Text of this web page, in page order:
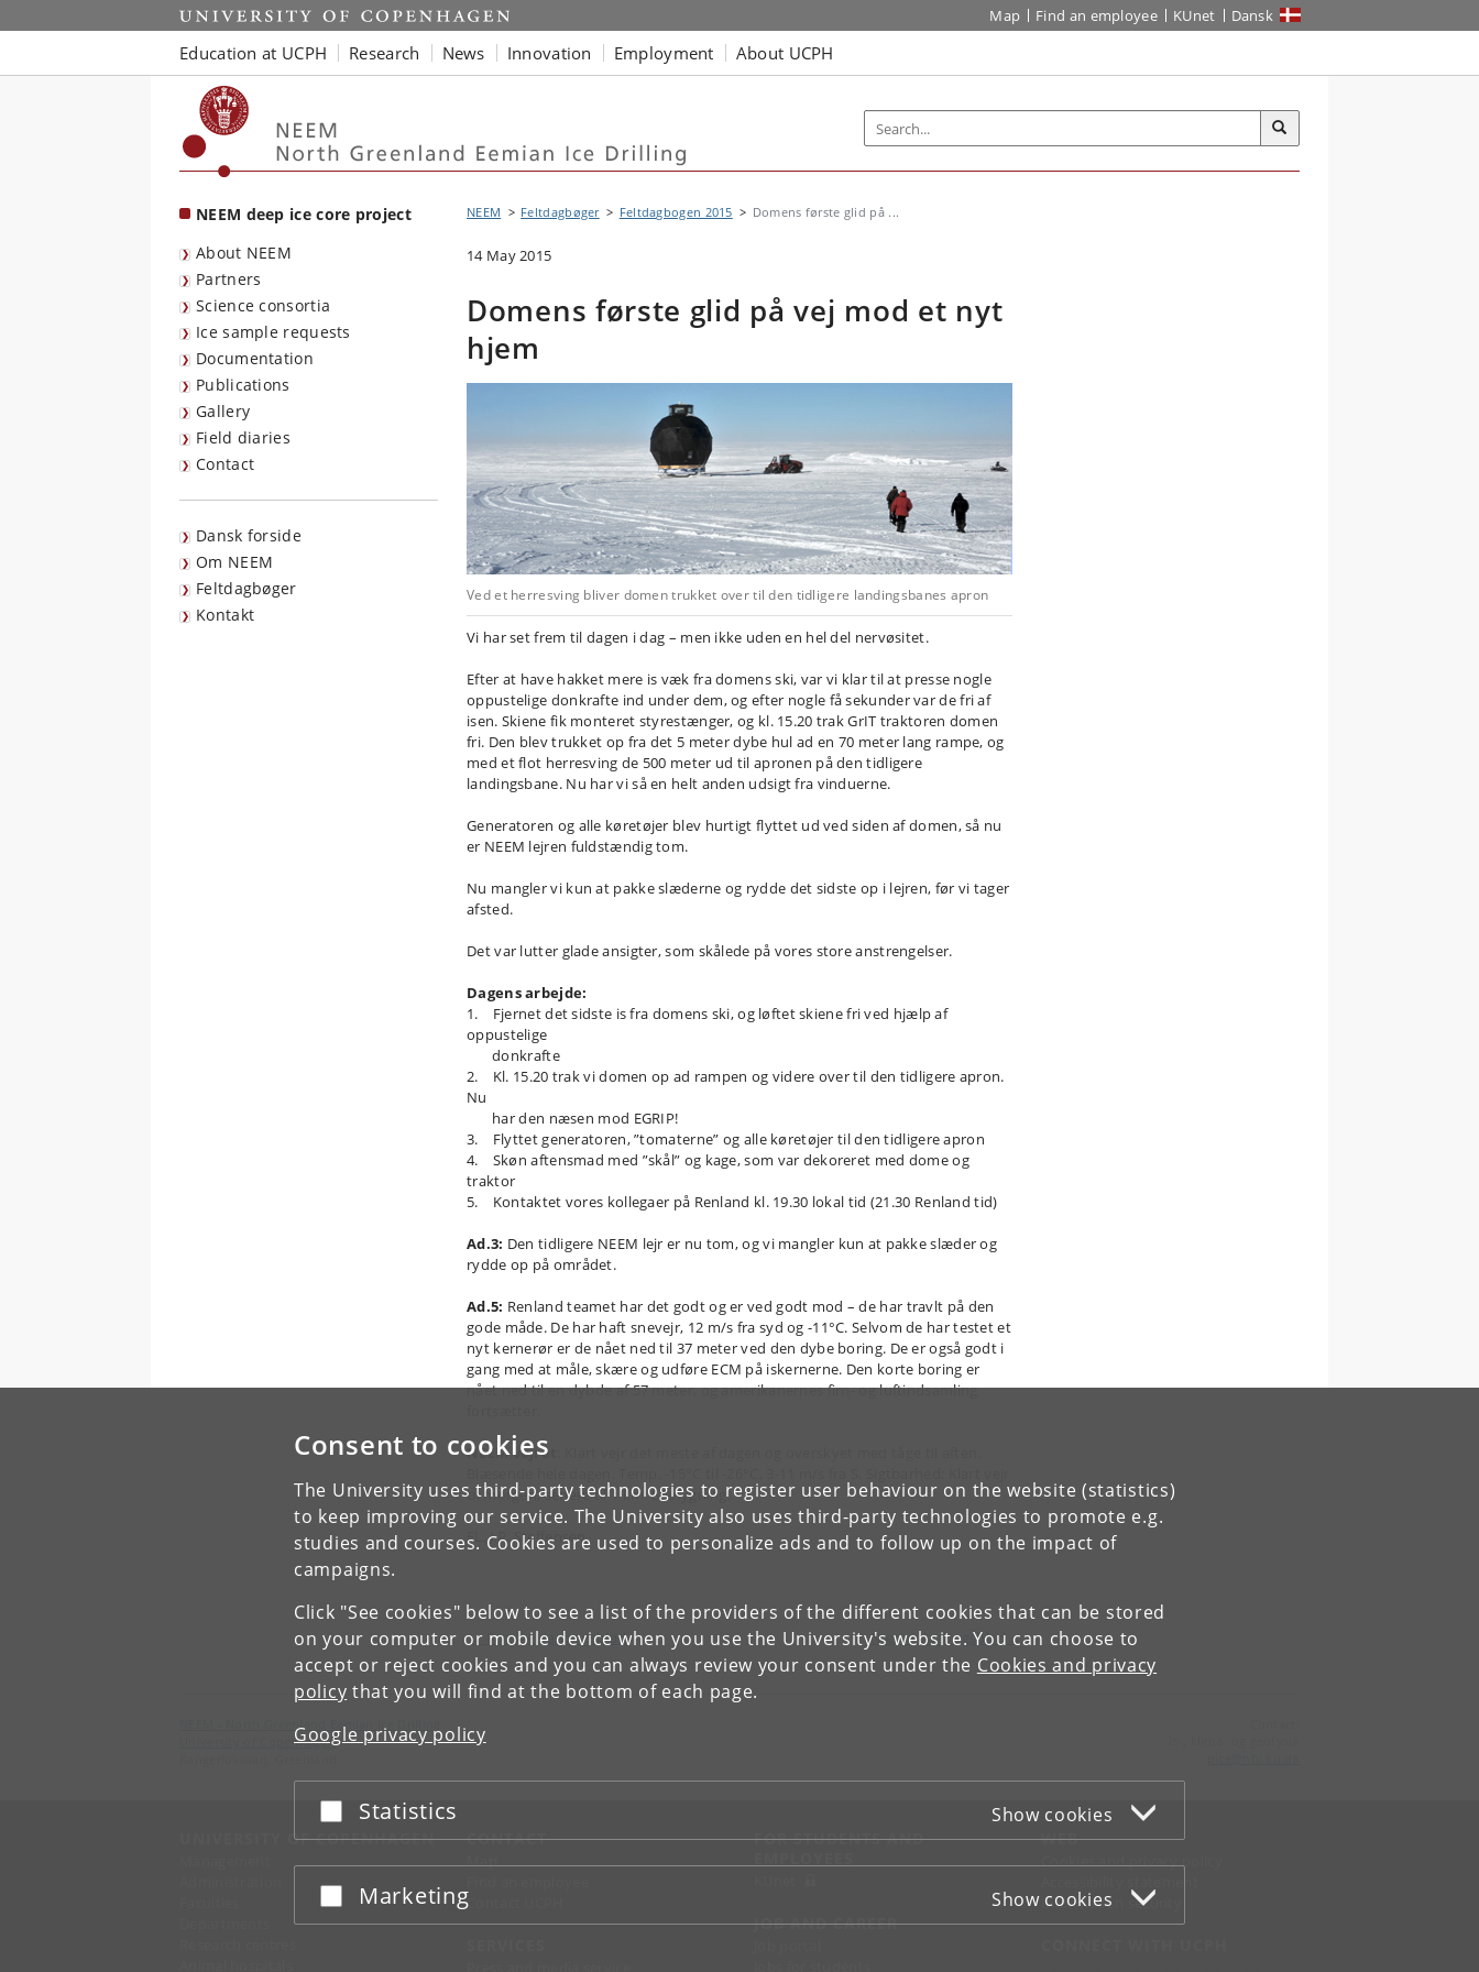
Consent to cookies
The University uses third-party technologies to register user behaviour on the website (statistics)
to keep improving our service. The University also uses third-party technologies to promote e.g.
studies and courses. Cookies are used to personalize ads and to follow up on the impact of
campaigns.
Click "See cookies" below to see a list of the providers of the different cookies that can be stored
on your computer or mobile device when you use the University's website. You can choose to
accept or reject cookies and you can always review your consent under the Cookies and privacy
policy that you will find at the bottom of each page.
Google privacy policy
Accept or reject
Statistics Show cookies
Accept or reject
Marketing Show cookies
Start Map Find an employee KUnet Dansk
Education at UCPH Research News Innovation Employment About UCPH
NEEM deep ice core project
About NEEM
Partners
Science consortia
Ice sample requests
Documentation
Publications
Gallery
Field diaries
Contact
Dansk forside
Om NEEM
Feltdagbøger
Kontakt
NEEM Feltdagbøger Feltdagbogen 2015 Domens første glid på ...
14 May 2015
Domens første glid på vej mod et nyt
hjem
Ved et herresving bliver domen trukket over til den tidligere landingsbanes apron
Vi har set frem til dagen i dag – men ikke uden en hel del nervøsitet.
Efter at have hakket mere is væk fra domens ski, var vi klar til at presse nogle
oppustelige donkrafte ind under dem, og efter nogle få sekunder var de fri af
isen. Skiene fik monteret styrestænger, og kl. 15.20 trak GrIT traktoren domen
fri. Den blev trukket op fra det 5 meter dybe hul ad en 70 meter lang rampe, og
med et flot herresving de 500 meter ud til apronen på den tidligere
landingsbane. Nu har vi så en helt anden udsigt fra vinduerne.
Generatoren og alle køretøjer blev hurtigt flyttet ud ved siden af domen, så nu
er NEEM lejren fuldstændig tom.
Nu mangler vi kun at pakke slæderne og rydde det sidste op i lejren, før vi tager
afsted.
Det var lutter glade ansigter, som skålede på vores store anstrengelser.
Dagens arbejde:
1. Fjernet det sidste is fra domens ski, og løftet skiene fri ved hjælp af
oppustelige
donkrafte
2. Kl. 15.20 trak vi domen op ad rampen og videre over til den tidligere apron.
Nu
har den næsen mod EGRIP!
3. Flyttet generatoren, ”tomaterne” og alle køretøjer til den tidligere apron
4. Skøn aftensmad med ”skål” og kage, som var dekoreret med dome og
traktor
5. Kontaktet vores kollegaer på Renland kl. 19.30 lokal tid (21.30 Renland tid)
Ad.3: Den tidligere NEEM lejr er nu tom, og vi mangler kun at pakke slæder og
rydde op på området.
Ad.5: Renland teamet har det godt og er ved godt mod – de har travlt på den
gode måde. De har haft snevejr, 12 m/s fra syd og -11°C. Selvom de har testet et
nyt kernerør er de nået ned til 37 meter ved den dybe boring. De er også godt i
gang med at måle, skære og udføre ECM på iskernerne. Den korte boring er
nået ned til en dybde af 57 meter, og amerikanernes firn- og luftindsamling
NEEM vejret
til morgen, senere til 1 km. Snefygning.
FL, J.P. Steffensen
← Forrige dagbogsblad Næste dagbogsblad→
NEEM - North Greenland Eemian Ice Drilling
University of Copenhagen
UNIVERSITY OF COPENHAGEN CONTACT
Map
Contact UCPH
FOR STUDENTS AND
JOB AND CAREER
WEB
Cookies and privacy policy
Information security